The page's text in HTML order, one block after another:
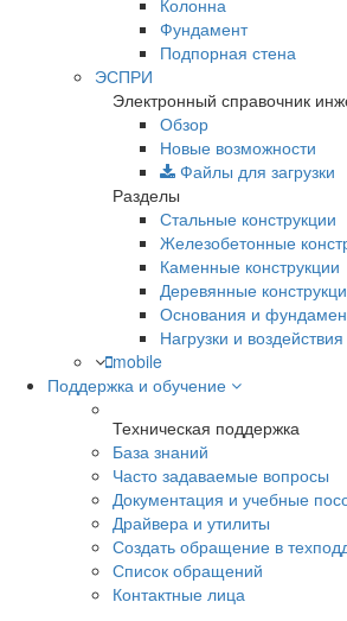
Фундамент
Подпорная стена
ЭСПРИ
Электронный справочник
Обзор
Новые возможности
Файлы для загрузки
Разделы
Стальные конструкции
Железобетонные
Каменные конструкции
Деревянные
Основания и
Нагрузки и воздействия
mobile
Поддержка и обучение
Техническая поддержка
База знаний
Часто задаваемые вопросы
Документация и учебные
Драйвера и утилиты
Создать обращение в
Список обращений
Контактные лица